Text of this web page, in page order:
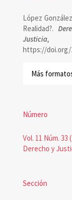
artículo
López
Realidad?.
Justicia
https://doi.org/
Más
Número
Vol. 11 Núm.
Derecho y
Sección